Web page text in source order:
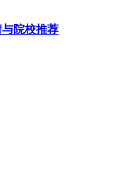
院校推荐